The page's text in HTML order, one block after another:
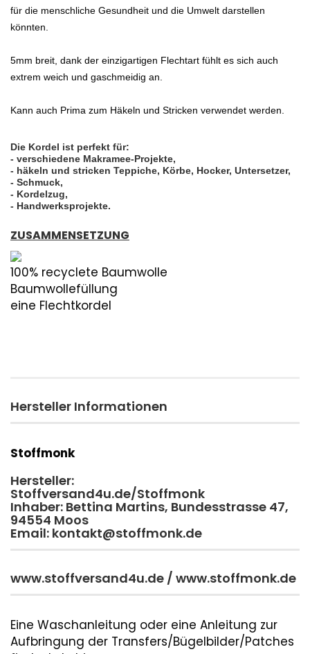
für die menschliche Gesundheit und die Umwelt darstellen
könnten.
5mm breit, dank der einzigartigen Flechtart fühlt es sich auch
extrem weich und gaschmeidig an.
Kann auch Prima zum Häkeln und Stricken verwendet werden.
Die Kordel ist perfekt für:
- verschiedene Makramee-Projekte,
- häkeln und stricken Teppiche, Körbe, Hocker, Untersetzer,
- Schmuck,
- Kordelzug,
- Handwerksprojekte.
ZUSAMMENSETZUNG
100% recyclete Baumwolle
Baumwollefüllung
eine Flechtkordel
Hersteller Informationen
Stoffmonk
Hersteller:
Stoffversand4u.de/Stoffmonk
Inhaber: Bettina Martins, Bundesstrasse 47,
94554 Moos
Email: kontakt@stoffmonk.de
www.stoffversand4u.de / www.stoffmonk.de
Eine Waschanleitung oder eine Anleitung zur
Aufbringung der Transfers/Bügelbilder/Patches